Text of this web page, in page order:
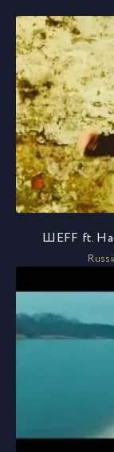
ШЕFF ft.